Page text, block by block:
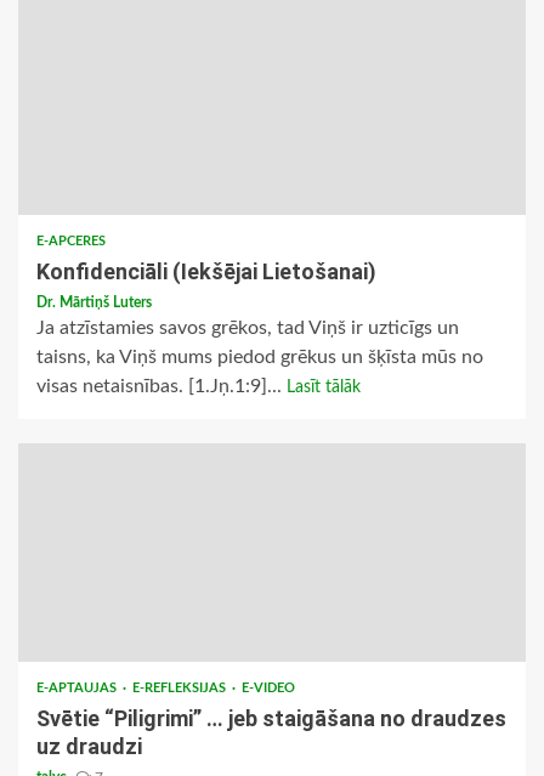
E-APCERES
Konfidenciāli (Iekšējai Lietošanai)
Dr. Mārtiņš Luters
Ja atzīstamies savos grēkos, tad Viņš ir uzticīgs un
taisns, ka Viņš mums piedod grēkus un šķīsta mūs no
visas netaisnības. [1.Jņ.1:9]... Lasīt tālāk
E-APTAUJAS E-REFLEKSIJAS E-VIDEO
Svētie “Piligrimi” … jeb staigāšana no draudzes
uz draudzi